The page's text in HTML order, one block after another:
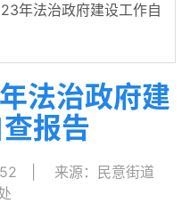
年法治政府建设工作自
法治政府建
报告
来源：民意街道